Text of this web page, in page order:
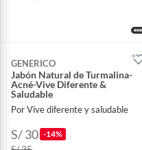
GENERICO
Jabón Natural de Turmalina-
Acné-Vive Diferente &
Saludable
Por Vive diferente y saludable
S/ 30 -14%